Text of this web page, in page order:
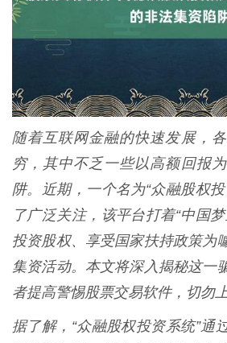
随着互联网金融的快速发展，
穷，其中不乏一些以高额回报
阱。近期，一个名为“众融股权
了广泛关注，该平台打着“中国
投资股权、享受国家扶持政策为
集资活动。本文将深入揭秘这一
者提高警惕股票交易软件，切勿
据了解，“众融股权投资系统”通